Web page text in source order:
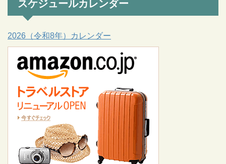
スケジュールカレンダー
2026（令和8年）カレンダー